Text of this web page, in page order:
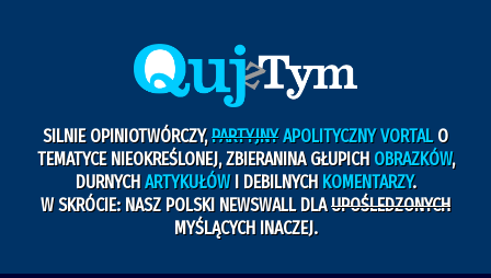
SILNIE OPINIOTWÓRCZY,PARTYJNYAPOLITYCZNY VORTALO
TEMATYCE NIEOKREŚLONEJ, ZBIERANINA GŁUPICHOBRAZKÓW,
DURNYCHARTYKUŁÓWI DEBILNYCHKOMENTARZY.
W SKRÓCIE: NASZ POLSKI NEWSWALL DLAUPOŚLEDZONYCH
MYŚLĄCYCH INACZEJ.